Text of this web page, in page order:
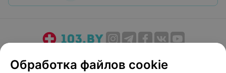
Медицинский маркетинг
Публичный договор
Обработка файлов cookie